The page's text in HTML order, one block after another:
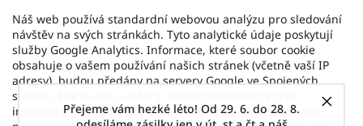
Přejeme vám hezké léto! Od 29. 6. do 28. 8.
Náš web používá standardní webovou analýzu pro sledování
návštěv na svých stránkách. Tyto analytické údaje poskytují
služby Google Analytics. Informace, které soubor cookie
obsahuje o vašem používání našich stránek (včetně vaší IP
adresy), budou předány na servery Google ve Spojených
státech, kde budou uloženy. Společnosti Google tyto
informace použijí za účelem vyhodnocení vašeho užívání